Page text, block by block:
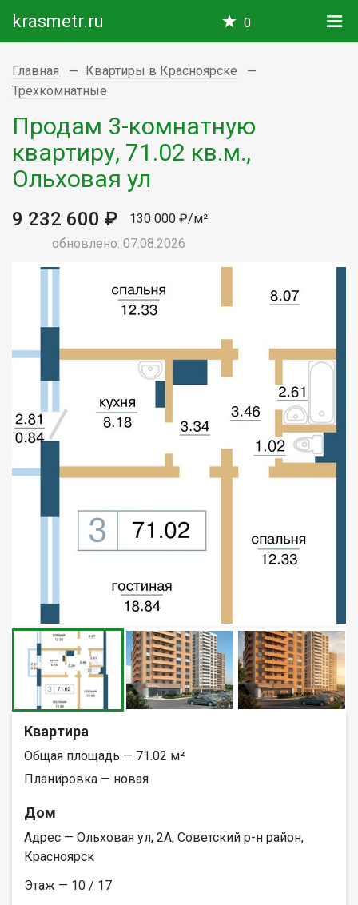
krasmetr.ru 0
Главная
Квартиры в Красноярске
Трехкомнатные
Продам 3-комнатную
квартиру, 71.02 кв.м.,
Ольховая ул
9 232 600 ₽
130 000 ₽/м²
обновлено: 07.08.2026
Квартира
Общая площадь — 71.02 м²
Планировка — новая
Дом
Адрес — Ольховая ул, 2А, Советский р-н район,
Красноярск
Этаж — 10 / 17